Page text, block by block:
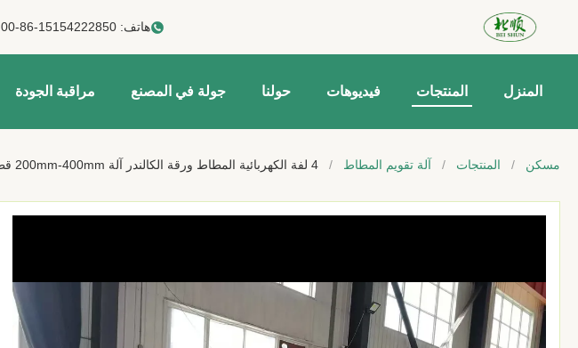
هاتف:00-86-15154222850
المنزل المنتجات فيديوهات حولنا جولة في المصنع مراقبة الجودة
مسكن / المنتجات / آلة تقويم المطاط / 4 لفة الكهربائية المطاط ورقة الكالندر آلة 200mm-400mm قطر عجلة